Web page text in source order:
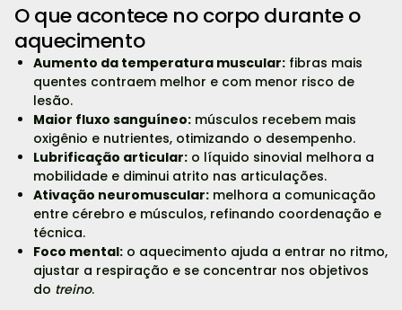
O que acontece no corpo durante o
aquecimento
Aumento da temperatura muscular:fibras mais
quentes contraem melhor e com menor risco de
lesão.
Maior fluxo sanguíneo:músculos recebem mais
oxigênio e nutrientes, otimizando o desempenho.
Lubrificação articular:o líquido sinovial melhora a
mobilidade e diminui atrito nas articulações.
Ativação neuromuscular:melhora a comunicação
entre cérebro e músculos, refinando coordenação e
técnica.
Foco mental:o aquecimento ajuda a entrar no ritmo,
ajustar a respiração e se concentrar nos objetivos
do treino.